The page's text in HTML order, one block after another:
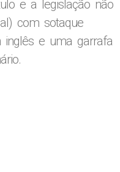
e a legislação não
com sotaque
e uma garrafa